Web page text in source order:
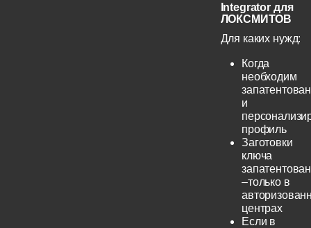
Integrator для
ЛОКСМИТОВ
Для каких нужд:
Когда
необходим
и
профиль
Заготовки
ключа
–только в
центрах
Если в